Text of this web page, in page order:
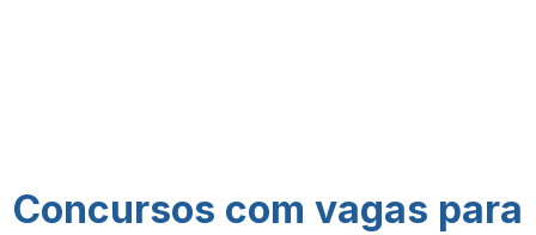
Concursos com vagas para